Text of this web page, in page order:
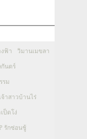
ฟ้า วิมานเมขลา
กันตร์
รม
เจ้าสาวบ้านไร่
ป็ดโง่
รักซ่อนชู้